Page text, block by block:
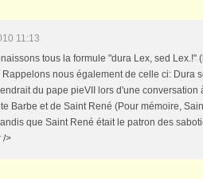
11:13
tous la formule "dura Lex, sed Lex.!"
Rappelons nous également de celle ci: Dura
du pape pieVII lors d'une conversation
Barbe et de Saint René (Pour mémoire,
que Saint René était le patron des
/>